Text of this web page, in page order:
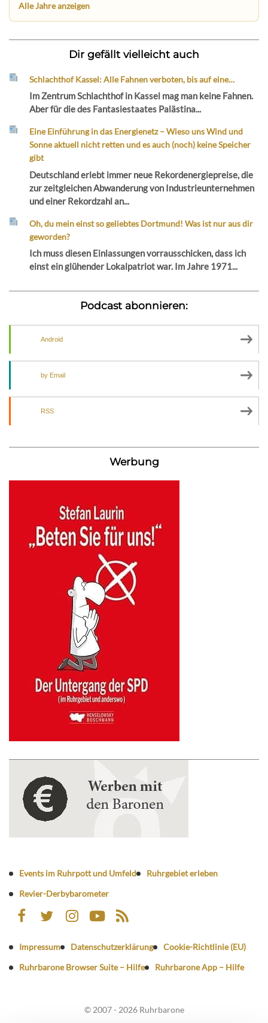
Alle Jahre anzeigen
Dir gefällt vielleicht auch
Schlachthof Kassel: Alle Fahnen verboten, bis auf eine…
Im Zentrum Schlachthof in Kassel mag man keine Fahnen.
Aber für die des Fantasiestaates Palästina...
Eine Einführung in das Energienetz – Wieso uns Wind und
Sonne aktuell nicht retten und es auch (noch) keine Speicher
gibt
Deutschland erlebt immer neue Rekordenergiepreise, die
zur zeitgleichen Abwanderung von Industrieunternehmen
und einer Rekordzahl an...
Oh, du mein einst so geliebtes Dortmund! Was ist nur aus dir
geworden?
Ich muss diesen Einlassungen vorrausschicken, dass ich
einst ein glühender Lokalpatriot war. Im Jahre 1971...
Podcast abonnieren:
Android
by Email
RSS
Werbung
Events im Ruhrpott und Umfeld
Ruhrgebiet erleben
Revier-Derbybarometer
Impressum Datenschutzerklärung
Cookie-Richtlinie (EU)
Ruhrbarone Browser Suite – Hilfe
Ruhrbarone App – Hilfe
© 2007 - 2026 Ruhrbarone